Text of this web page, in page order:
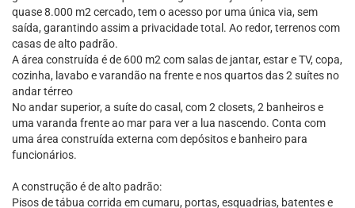
quase 8.000 m2 cercado, tem o acesso por uma única via, sem
saída, garantindo assim a privacidade total. Ao redor, terrenos com
casas de alto padrão.
A área construída é de 600 m2 com salas de jantar, estar e TV, copa,
cozinha, lavabo e varandão na frente e nos quartos das 2 suítes no
andar térreo
No andar superior, a suíte do casal, com 2 closets, 2 banheiros e
uma varanda frente ao mar para ver a lua nascendo. Conta com
uma área construída externa com depósitos e banheiro para
funcionários.
A construção é de alto padrão:
Pisos de tábua corrida em cumaru, portas, esquadrias, batentes e